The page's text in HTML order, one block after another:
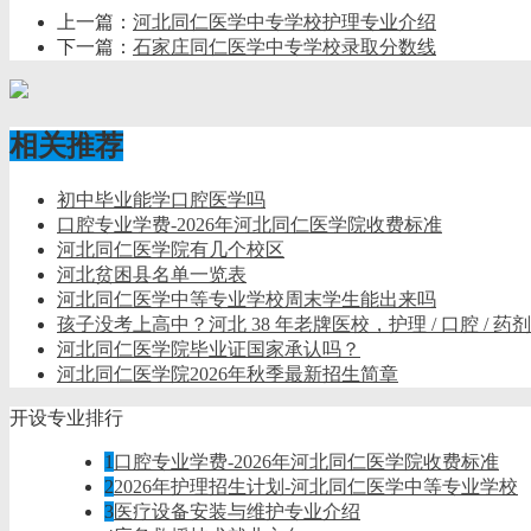
上一篇： 河北同仁医学中专学校护理专业介绍
下一篇： 石家庄同仁医学中专学校录取分数线
相关推荐
初中毕业能学口腔医学吗
口腔专业学费-2026年河北同仁医学院收费标准
河北同仁医学院有几个校区
河北贫困县名单一览表
河北同仁医学中等专业学校周末学生能出来吗
孩子没考上高中？河北 38 年老牌医校，护理 / 口腔 / 药
河北同仁医学院毕业证国家承认吗？
河北同仁医学院2026年秋季最新招生简章
开设专业排行
1 口腔专业学费-2026年河北同仁医学院收费标准
22026年护理招生计划-河北同仁医学中等专业学校
3医疗设备安装与维护专业介绍